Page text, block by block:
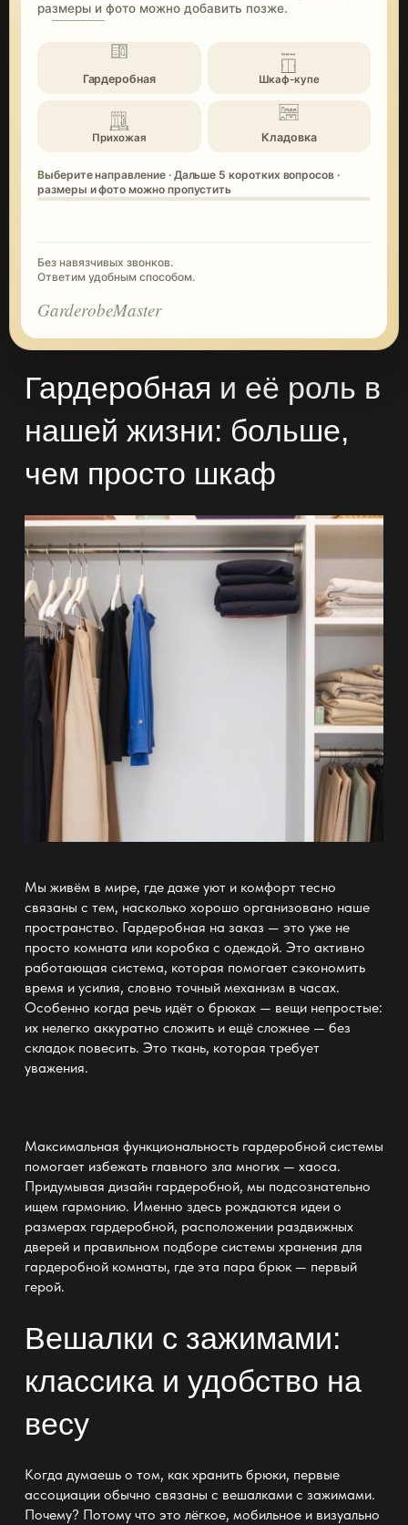
размеры и фото можно добавить позже.
Гардеробная Шкаф-купе
Прихожая Кладовка
Выберите направление · Дальше 5 коротких вопросов ·
размеры и фото можно пропустить
Без навязчивых звонков.
Ответим удобным способом.
GarderobeMaster
Гардеробная и её роль в
нашей жизни: больше,
чем просто шкаф
Мы живём в мире, где даже уют и комфорттесно
связаны с тем, насколько хорошо организовано наше
пространство. Гардеробная на заказ — это уже не
просто комната или коробка с одеждой. Это активно
работающая система, которая помогает сэкономить
время и усилия, словно точный механизм в часах.
Особенно когда речь идёт о брюках — вещи непростые:
их нелегко аккуратно сложить и ещё сложнее — без
складок повесить. Это ткань, которая требует
уважения.
Максимальная функциональность гардеробной системы
помогает избежать главного зла многих — хаоса.
Придумывая дизайн гардеробной, мы подсознательно
ищем гармонию. Именно здесь рождаются идеи о
размерах гардеробной, расположении раздвижных
дверей и правильном подборе системы хранения для
гардеробной комнаты, где эта пара брюк — первый
герой.
Вешалки с зажимами:
классика и удобство на
весу
Когда думаешь о том, как хранить брюки, первые
ассоциации обычно связаны с вешалкамис зажимами.
Почему? Потому что это лёгкое, мобильное и визуально